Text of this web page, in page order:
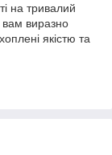
на тривалий
вам виразно
якістю та